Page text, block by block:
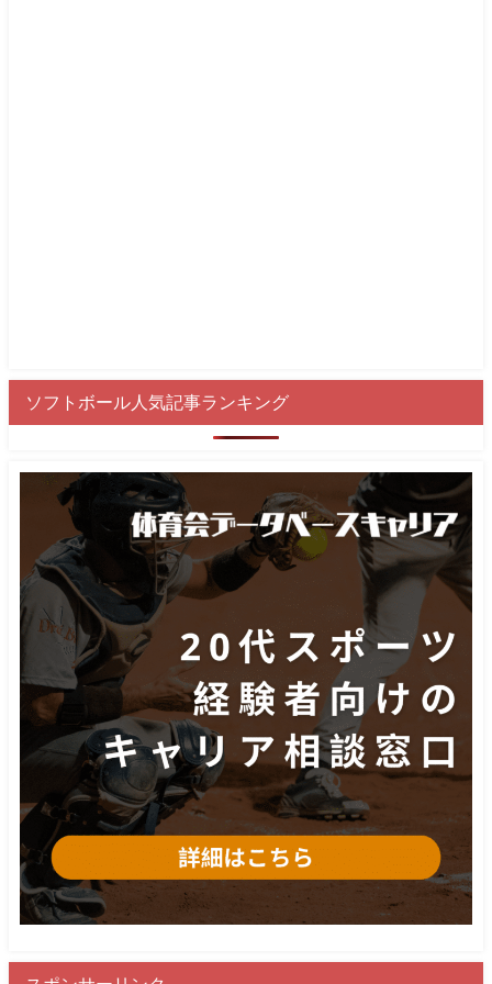
ソフトボール人気記事ランキング